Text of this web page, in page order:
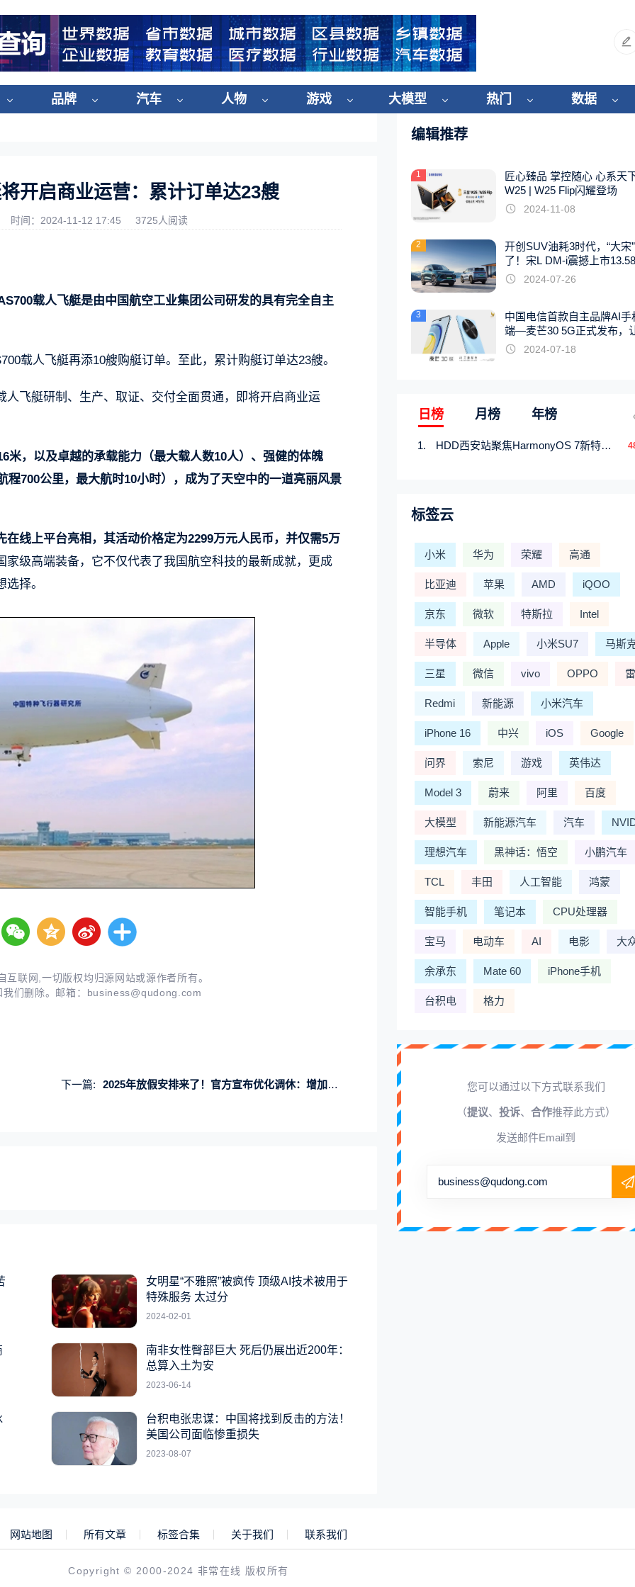
品牌 汽车 人物 游戏 大模型 热门 数据
开启商业运营：累计订单达23艘
时间：2024-11-12 17:45 3725人阅读
载人飞艇是由中国航空工业集团公司研发的具有完全自主
载人飞艇再添10艘购艇订单。至此，累计购艇订单达23艘。
飞艇研制、生产、取证、交付全面贯通，即将开启商业运
，以及卓越的承载能力（最大载人数10人）、强健的体魄
700公里，最大航时10小时），成为了天空中的一道亮丽风景
线上平台亮相，其活动价格定为2299万元人民币，并仅需5万
家级高端装备，它不仅代表了我国航空科技的最新成就，更成
择。
联网,一切版权均归源网站或源作者所有。
们删除。邮箱： business@qudong.com
下一篇: 2025年放假安排来了！官方宣布优化调休：增加2天法定节假日
女明星“不雅照”被疯传 顶级AI技术被用于
特殊服务 太过分
2024-02-01
南非女性臀部巨大 死后仍展出近200年：
总算入土为安
2023-06-14
台积电张忠谋：中国将找到反击的方法！
美国公司面临惨重损失
2023-08-07
编辑推荐
1
匠心臻品 掌控随心 心系天
W25 | W25 Flip闪耀登场
2024-11-08
2
开创SUV油耗3时代，“大宋
了！宋L DM-i震撼上市
起
2024-07-26
3
中国电信首款自主品牌AI手
端—麦芒30 5G正式发布，
触手可及2024-07-18
日榜 月榜 年榜
HDD西安站聚焦HarmonyOS 7新特性，解锁从互联到智能的应用开发新范式
标签云
小米 华为 荣耀 高通
比亚迪 苹果 AMD iQOO
京东 微软 特斯拉 Intel
半导体 Apple 小米SU7 马斯
三星 微信 vivo OPPO
Redmi 新能源 小米汽车
iPhone 16 中兴 iOS Google
问界 索尼 游戏 英伟达
Model 3 蔚来 阿里 百度
大模型 新能源汽车 汽车
理想汽车 黑神话：悟空 小鹏汽车
TCL 丰田 人工智能 鸿蒙
智能手机 笔记本 CPU处理器
宝马 电动车 AI 电影 大
余承东 Mate 60 iPhone手机
台积电 格力
您可以通过以下方式联系我们
（提议、 投诉、 合作推荐此方式）
发送邮件Email到
business@qudong.com
网站地图 所有文章 标签合集 关于我们 联系我们
Copyright © 2000-2024 非常在线 版权所有